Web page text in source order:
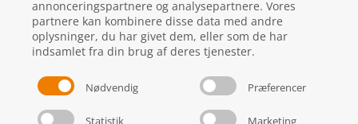
annonceringspartnere og analysepartnere. Vores
partnere kan kombinere disse data med andre
oplysninger, du har givet dem, eller som de har
indsamlet fra din brug af deres tjenester.
Nødvendig Præferencer